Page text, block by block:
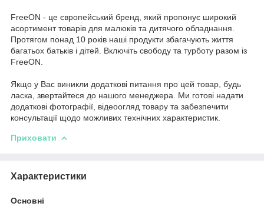
FreeON - це європейський бренд, який пропонує широкий
асортимент товарів для малюків та дитячого обладнання.
Протягом понад 10 років наші продукти збагачують життя
багатьох батьків і дітей. Включіть свободу та турботу разом із
FreeON.
Якщо у Вас виникли додаткові питання про цей товар, будь
ласка, звертайтеся до нашого менеджера. Ми готові надати
додаткові фотографії, відеоогляд товару та забезпечити
консультації щодо можливих технічних характеристик.
Приховати
Характеристики
Основні